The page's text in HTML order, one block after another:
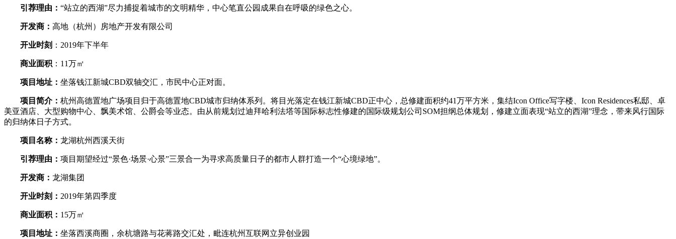
引荐理由： “站立的西湖”尽力捕捉着城市的文明精华，中心笔直公园成果自在呼吸的绿色之心。
开发商： 高地（杭州）房地产开发有限公司
开业时刻 ：2019年下半年
商业面积 ：11万㎡
项目地址： 坐落钱江新城CBD双轴交汇，市民中心正对面。
项目简介： 杭州高德置地广场项目归于高德置地CBD城市归纳体系列。将目光落定在钱江新城CBD正中心，总修建面积约41万平方米，集结Icon Office写字楼、Icon Residences私邸、卓
美亚酒店、大型购物中心、飘美术馆、公爵会等业态。由从前规划过迪拜哈利法塔等国际标志性修建的国际级规划公司SOM担纲总体规划，修建立面表现“站立的西湖”理念，带来风行国际
的归纳体日子方式。
项目名称： 龙湖杭州西溪天街
引荐理由： 项目期望经过“景色·场景·心景”三景合一为寻求高质量日子的都市人群打造一个“心境绿地”。
开发商： 龙湖集团
开业时刻： 2019年第四季度
商业面积： 15万㎡
项目地址： 坐落西溪商圈，余杭塘路与花蒋路交汇处，毗连杭州互联网立异创业园